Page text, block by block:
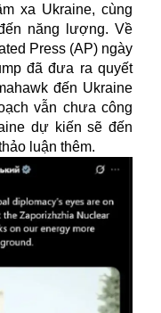
xa Ukraine, cùng
năng lượng. Về
Press (AP) ngày
đã đưa ra quyết
đến Ukraine
vẫn chưa công
dự kiến sẽ đến
luận thêm.